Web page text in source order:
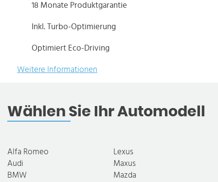
18 Monate Produktgarantie
Inkl. Turbo-Optimierung
Optimiert Eco-Driving
Weitere Informationen
Wählen Sie Ihr Automodell
Alfa Romeo
Audi
BMW
Lexus
Maxus
Mazda